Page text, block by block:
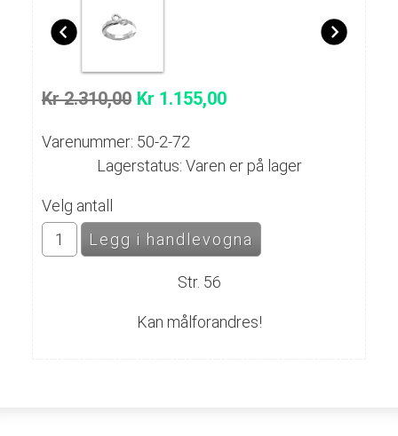
Kr 2.310,00 Kr 1.155,00
Varenummer: 50-2-72
Lagerstatus: Varen er på lager
Velg antall
Str. 56
Kan målforandres!